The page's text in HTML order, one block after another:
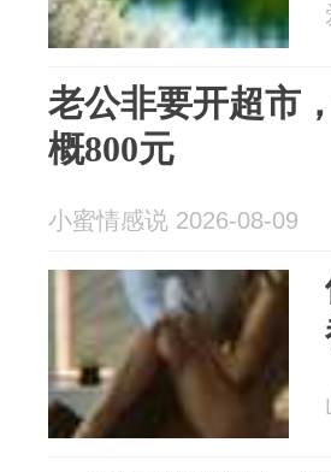
老公非要开超市
概800元
小蜜情感说 2026-08-09